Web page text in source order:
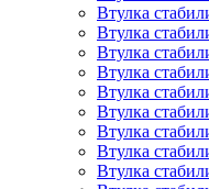
Втулка
Втулка
Втулка
Втулка
Втулка
Втулка
Втулка
Втулка
Втулка